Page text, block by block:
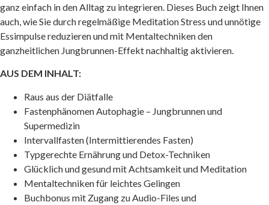
ganz einfach in den Alltag zu integrieren. Dieses Buch zeigt Ihnen
auch, wie Sie durch regelmäßige Meditation Stress und unnötige
Essimpulse reduzieren und mit Mentaltechniken den
ganzheitlichen Jungbrunnen-Effekt nachhaltig aktivieren.
AUS DEM INHALT:
Raus aus der Diätfalle
Fastenphänomen Autophagie – Jungbrunnen und
Supermedizin
Intervallfasten (Intermittierendes Fasten)
Typgerechte Ernährung und Detox-Techniken
Glücklich und gesund mit Achtsamkeit und Meditation
Mentaltechniken für leichtes Gelingen
Buchbonus mit Zugang zu Audio-Files und